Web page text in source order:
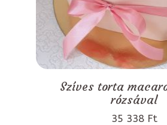
Szíves torta
rózsával
35 338 Ft